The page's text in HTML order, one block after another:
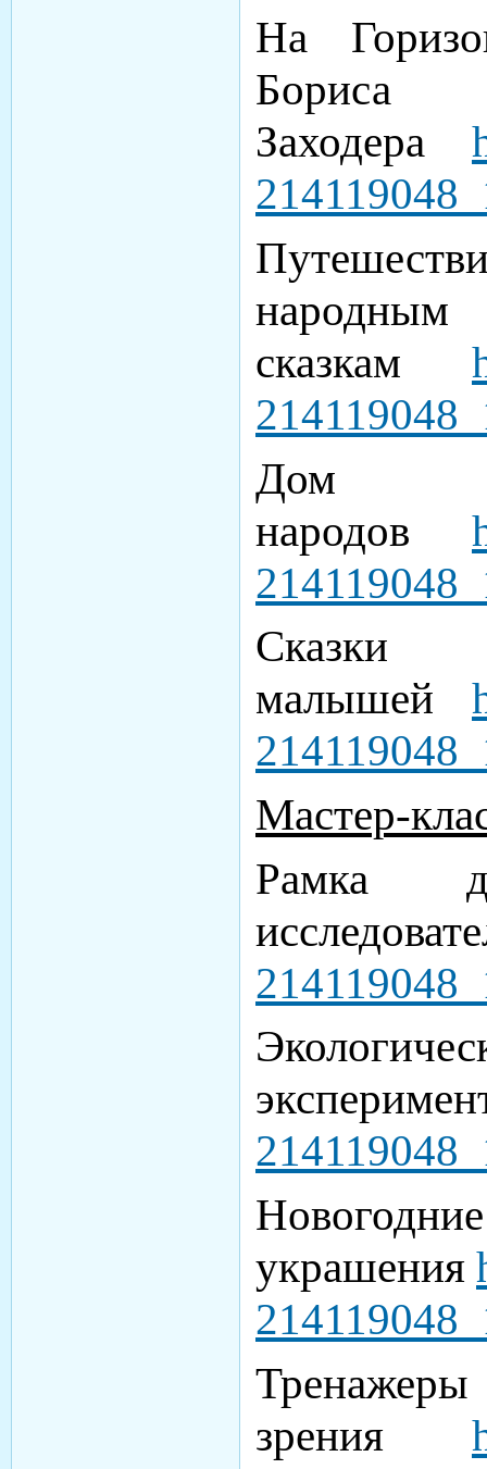
На
Бориса
Заходера
народным
сказкам
Дом
народов
малышей
Мастер-
Рамка
Новогодние
украшения
зрения